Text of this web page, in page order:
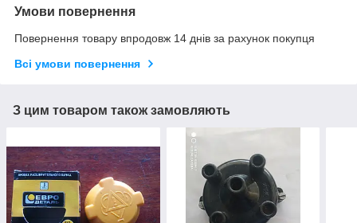
Умови повернення
Повернення товару впродовж 14 днів за рахунок покупця
Всі умови повернення
З цим товаром також замовляють